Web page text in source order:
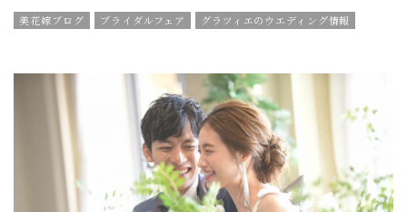
美花嫁ブログ ブライダルフェア
グラツィエのウエディング情報